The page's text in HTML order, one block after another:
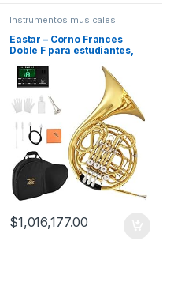
Instrumentos musicales
Eastar – Corno Frances
Doble F para estudiantes,
$1,016,177.00